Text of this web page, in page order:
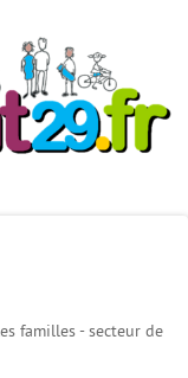
familles - secteur de